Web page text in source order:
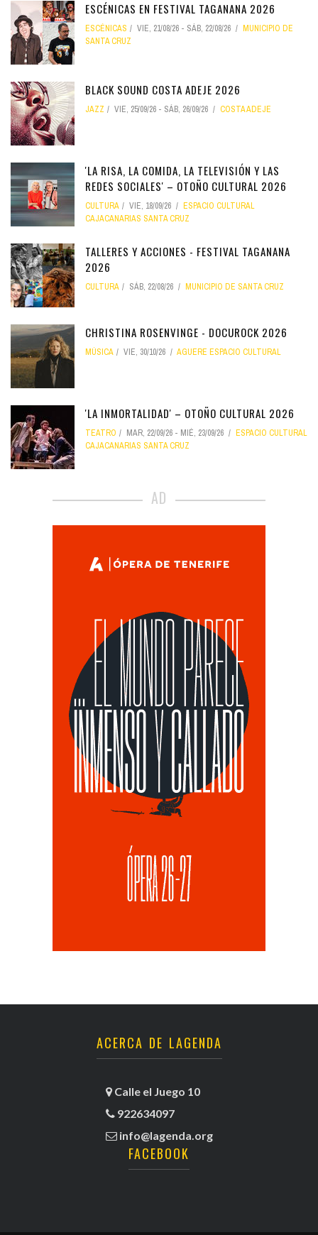
ESCÉNICAS EN FESTIVAL TAGANANA 2026
ESCÉNICAS VIE, 21/08/26 - SÁB, 22/08/26
MUNICIPIO DE
SANTA CRUZ
BLACK SOUND COSTA ADEJE 2026
JAZZ VIE, 25/09/26 - SÁB, 26/09/26 COSTA ADEJE
'LA RISA, LA COMIDA, LA TELEVISIÓN Y LAS
REDES SOCIALES' – OTOÑO CULTURAL 2026
CULTURA VIE, 18/09/26
ESPACIO CULTURAL
CAJACANARIAS SANTA CRUZ
TALLERES Y ACCIONES - FESTIVAL TAGANANA
2026
CULTURA SÁB, 22/08/26 MUNICIPIO DE SANTA CRUZ
CHRISTINA ROSENVINGE - DOCUROCK 2026
MÚSICA VIE, 30/10/26 AGUERE ESPACIO CULTURAL
'LA INMORTALIDAD' – OTOÑO CULTURAL 2026
TEATRO MAR, 22/09/26 - MIÉ, 23/09/26
ESPACIO CULTURAL
CAJACANARIAS SANTA CRUZ
AD
ACERCA DE LAGENDA
Calle el Juego 10
922634097
info@lagenda.org
FACEBOOK